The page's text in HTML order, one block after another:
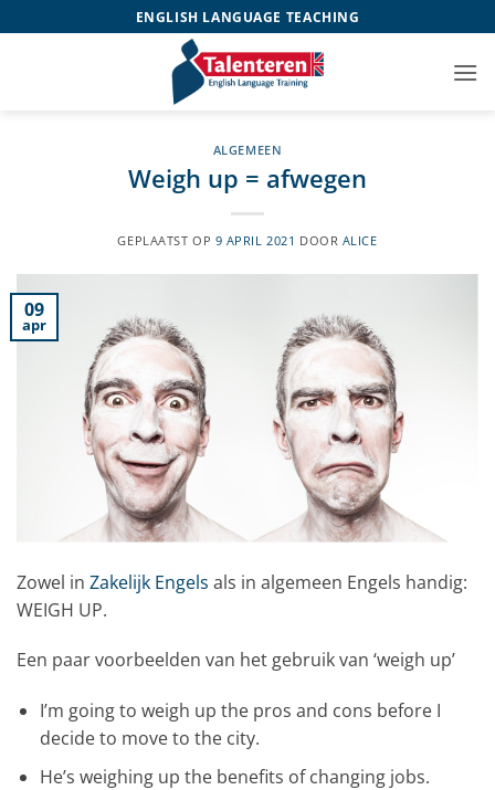
naar
ENGLISH LANGUAGE TEACHING
ALGEMEEN
Weigh up = afwegen
GEPLAATST OP 9 APRIL 2021 DOOR ALICE
09
apr
Zowel in Zakelijk Engels als in algemeen Engels handig:
WEIGH UP.
Een paar voorbeelden van het gebruik van ‘weigh up’
I’m going to weigh up the pros and cons before I
decide to move to the city.
He’s weighing up the benefits of changing jobs.